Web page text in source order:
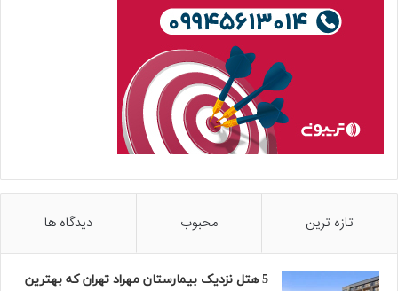
تازه ترین محبوب دیدگاه ها
5 هتل نزدیک بیمارستان مهراد تهران که بهترین‌